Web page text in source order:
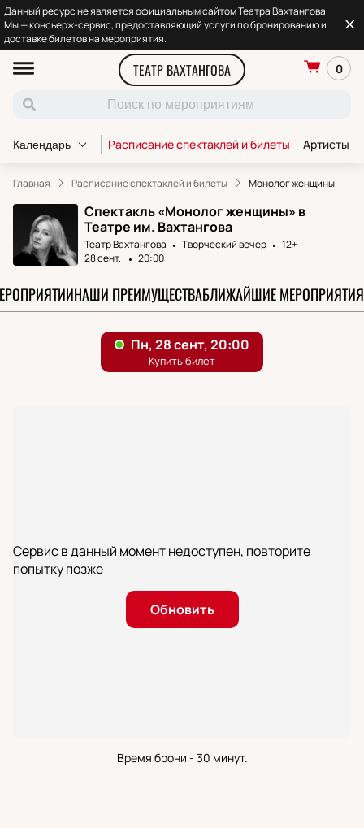
Данный ресурс не является официальным сайтом Театра Вахтангова.
Мы — консьерж-сервис, предоставляющий услуги по бронированию и
доставке билетов на мероприятия.
ТЕАТР ВАХТАНГОВА 0
Календарь Расписание спектаклей и билеты Артисты
Главная Расписание спектаклей и билеты Монолог женщины
Спектакль «Монолог женщины» в
Театре им. Вахтангова
Театр Вахтангова Творческий вечер
12+
28 сент.
20:00
НАШИ ПРЕИМУЩЕСТВАБЛИЖАЙШИЕ МЕРОПРИЯТИЯ
Сервис в данный момент недоступен, повторите
попытку позже
Обновить
Время брони - 30 минут.